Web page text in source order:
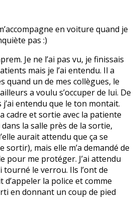
en voiture quand je
pas :)
Je ne l’ai pas vu, je finissais
mais je l’ai entendu. Il a
quand un de mes collègues, le
a voulu s’occuper de lui. De
j’ai entendu que le ton montait.
cadre et sortie avec la patiente
la salle près de la sortie,
aurait attendu que ça se
sortir), mais elle m’a demandé de
pour me protéger. J’ai attendu
tourné le verrou. Ils l’ont de
d’appeler la police et comme
en donnant un coup de pied